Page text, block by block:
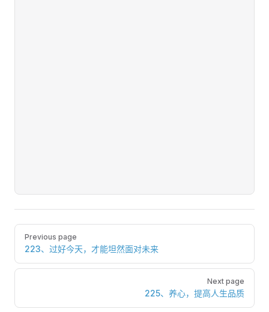
Pager
Previous page
223、过好今天，才能坦然面对未来
Next page
225、养心，提高人生品质